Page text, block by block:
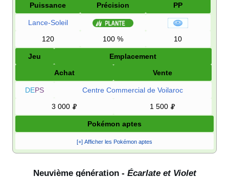
Puissance
Précision PP
Lance-Soleil
120
100 % 10
Jeu
Emplacement
Achat
Vente
DEPS
Centre Commercial de Voilaroc
3 000
1 500
Pokémon aptes
[+] Afficher les Pokémon aptes
Neuvième génération - Écarlate et Violet